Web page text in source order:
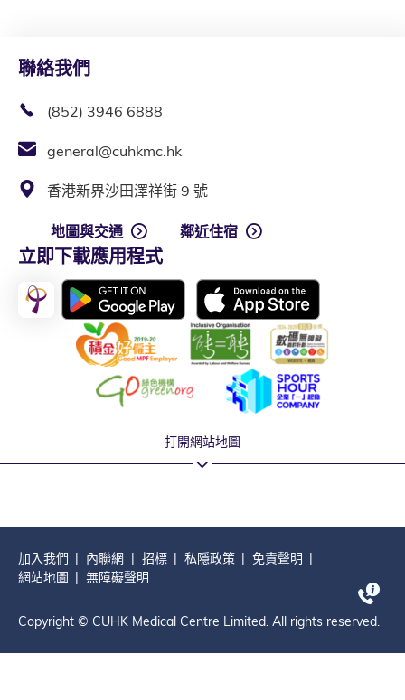
聯絡我們
(852) 3946 6888
general@cuhkmc.hk
香港新界沙田澤祥街 9 號
地圖與交通 鄰近住宿
立即下載應用程式
打開網站地圖
加入我們 內聯網 招標 私隱政策
免責聲明
網站地圖
無障礙聲明
Copyright © CUHK Medical Centre Limited. All rights reserved.